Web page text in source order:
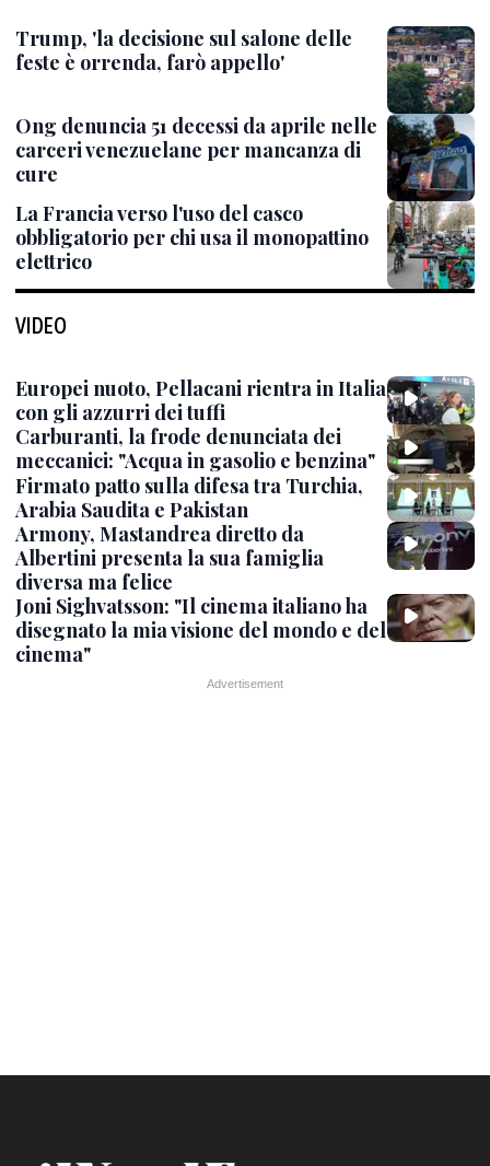
Trump, 'la decisione sul salone delle
feste è orrenda, farò appello'
Ong denuncia 51 decessi da aprile nelle
carceri venezuelane per mancanza di
cure
La Francia verso l'uso del casco
obbligatorio per chi usa il monopattino
elettrico
VIDEO
Europei nuoto, Pellacani rientra in Italia
con gli azzurri dei tuffi
Carburanti, la frode denunciata dei
meccanici: "Acqua in gasolio e benzina"
Firmato patto sulla difesa tra Turchia,
Arabia Saudita e Pakistan
Armony, Mastandrea diretto da
Albertini presenta la sua famiglia
diversa ma felice
Joni Sighvatsson: "Il cinema italiano ha
disegnato la mia visione del mondo e del
cinema"